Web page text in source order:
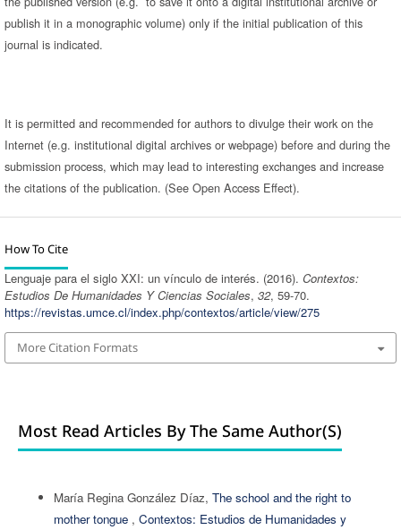
publish it in a monographic volume) only if the initial publication of this
journal is indicated.
It is permitted and recommended for authors to divulge their work on the
Internet (e.g. institutional digital archives or webpage) before and during the
submission process, which may lead to interesting exchanges and increase
the citations of the publication. (See Open Access Effect).
How To Cite
Lenguaje para el siglo XXI: un vínculo de interés. (2016). Contextos:
Estudios De Humanidades Y Ciencias Sociales, 32, 59-70.
https://revistas.umce.cl/index.php/contextos/article/view/275
More Citation Formats
Most Read Articles By The Same Author(s)
María Regina González Díaz, The school and the right to
mother tongue , Contextos: Estudios de Humanidades y